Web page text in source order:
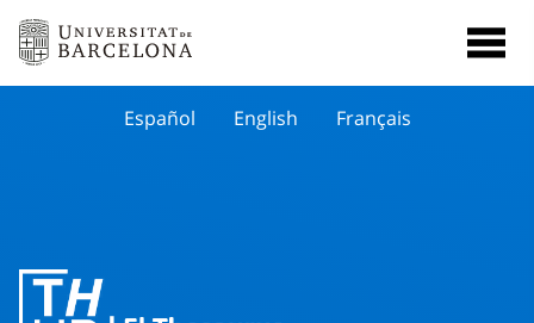
Español English Français